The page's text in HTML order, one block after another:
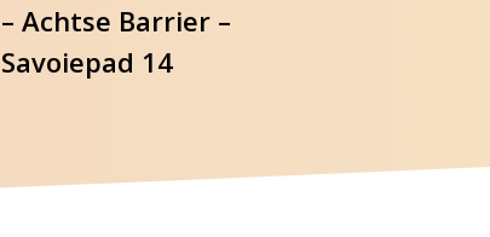
– Achtse Barrier –
Savoiepad 14